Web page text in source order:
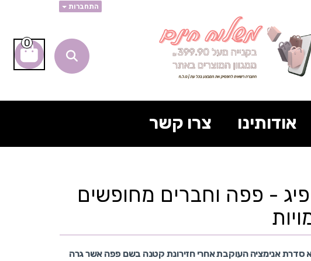
התחברות
0
אודותינו צרו קשר
- פפה וחברים מחופשים
סדרת אנימציה העוקבת אחרי חזירונת קטנה בשם פפה אשר גרה